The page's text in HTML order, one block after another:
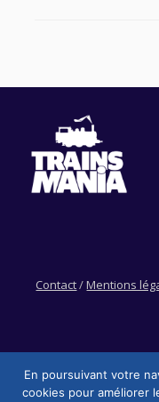
Contact/Mentions
En poursuivant votre
cookies pour améliorer